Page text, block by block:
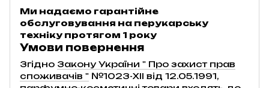
Ми надаємо гарантійне
обслуговування на перукарську
техніку протягом 1 року
Умови повернення
Згідно Закону України " Про захист прав
споживачів " №1023-XII від 12.05.1991,